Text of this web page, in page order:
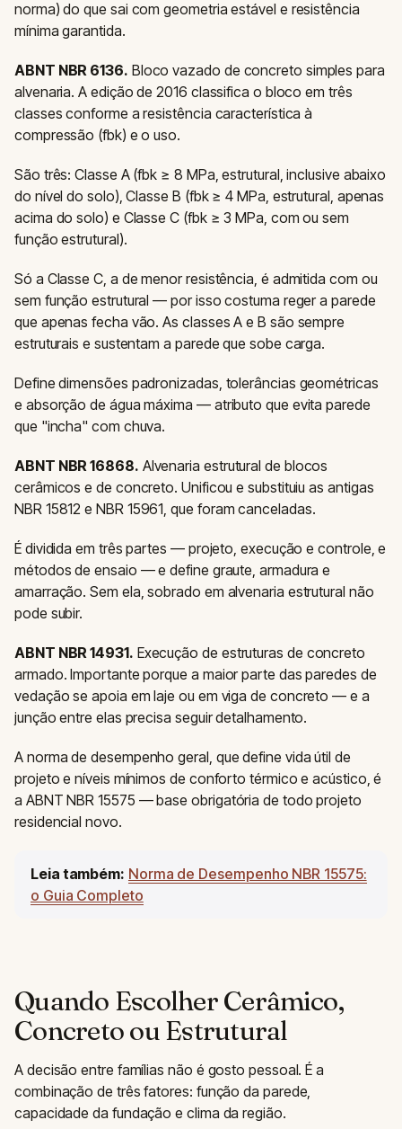
norma) do que sai com geometria estável e resistência
mínima garantida.
ABNT NBR 6136. Bloco vazado de concreto simples para
alvenaria. A edição de 2016 classifica o bloco em três
classes conforme a resistência característica à
compressão (fbk) e o uso.
São três: Classe A (fbk ≥ 8 MPa, estrutural, inclusive abaixo
do nível do solo), Classe B (fbk ≥ 4 MPa, estrutural, apenas
acima do solo) e Classe C (fbk ≥ 3 MPa, com ou sem
função estrutural).
Só a Classe C, a de menor resistência, é admitida com ou
sem função estrutural — por isso costuma reger a parede
que apenas fecha vão. As classes A e B são sempre
estruturais e sustentam a parede que sobe carga.
Define dimensões padronizadas, tolerâncias geométricas
e absorção de água máxima — atributo que evita parede
que "incha" com chuva.
ABNT NBR 16868. Alvenaria estrutural de blocos
cerâmicos e de concreto. Unificou e substituiu as antigas
NBR 15812 e NBR 15961, que foram canceladas.
É dividida em três partes — projeto, execução e controle, e
métodos de ensaio — e define graute, armadura e
amarração. Sem ela, sobrado em alvenaria estrutural não
pode subir.
ABNT NBR 14931. Execução de estruturas de concreto
armado. Importante porque a maior parte das paredes de
vedação se apoia em laje ou em viga de concreto — e a
junção entre elas precisa seguir detalhamento.
A norma de desempenho geral, que define vida útil de
projeto e níveis mínimos de conforto térmico e acústico, é
a ABNT NBR 15575 — base obrigatória de todo projeto
residencial novo.
Leia também: Norma de Desempenho NBR 15575:
o Guia Completo
Quando Escolher Cerâmico,
Concreto ou Estrutural
A decisão entre famílias não é gosto pessoal. É a
combinação de três fatores: função da parede,
capacidade da fundação e clima da região.